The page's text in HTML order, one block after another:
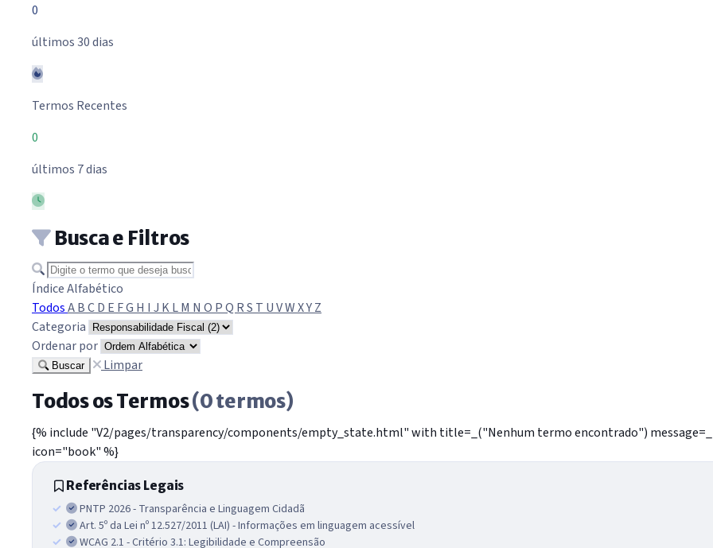
0
últimos 30 dias
Termos Recentes
0
últimos 7 dias
Busca e Filtros
Buscar termo
Índice Alfabético
TodosABCD E FG H I J KLM N O PQ RS T UVWXYZ
Categoria
Ordenar por
Buscar Limpar
Todos os Termos(0 termos)
{% include "V2/pages/transparency/components/empty_state.html" with title=_("Nenhum termo encontrado")
icon="book" %}
Referências Legais
PNTP 2026 - Transparência e Linguagem Cidadã
Art. 5º da Lei nº 12.527/2011 (LAI) - Informações em linguagem acessível
WCAG 2.1 - Critério 3.1: Legibilidade e Compreensão